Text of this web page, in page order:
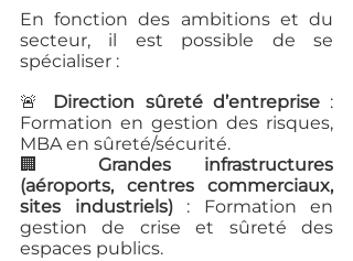
En fonction des ambitions et du
secteur, il est possible de se
spécialiser :
🚨 Direction sûreté d’entreprise :
Formation en gestion des risques,
MBA en sûreté/sécurité.
🏢 Grandes infrastructures
(aéroports, centres commerciaux,
sites industriels) : Formation en
gestion de crise et sûreté des
espaces publics.